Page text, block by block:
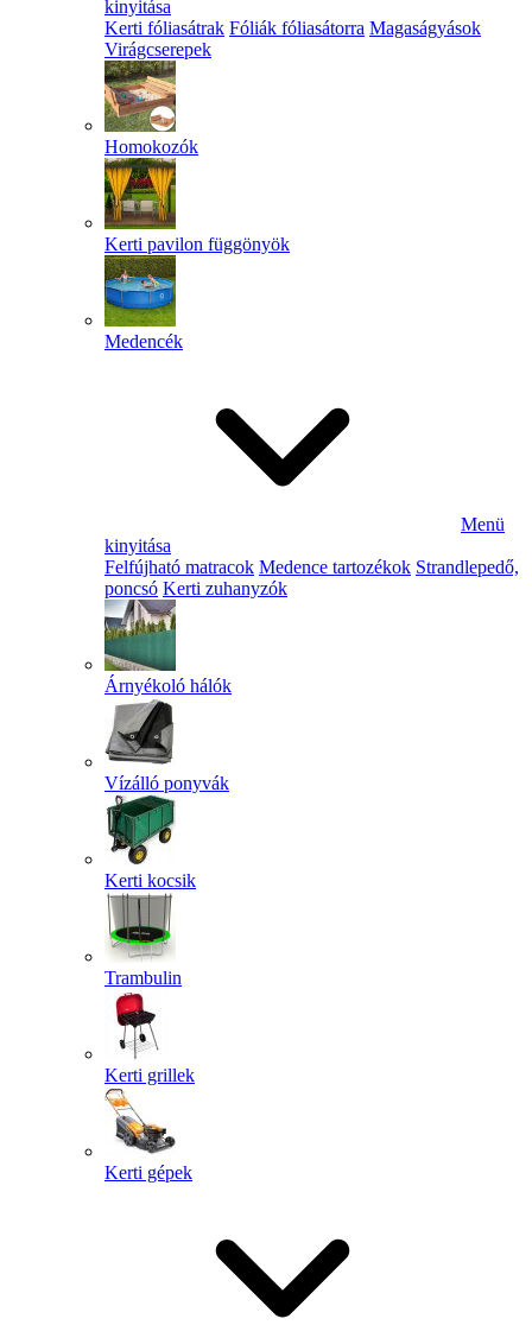
kinyitása
Kerti fóliasátrak Fóliák fóliasátorra Magaságyások
Virágcserepek
Homokozók
Kerti pavilon függönyök
Medencék
Menü
kinyitása
Felfújható matracok Medence tartozékok Strandlepedő,
poncsó Kerti zuhanyzók
Árnyékoló hálók
Vízálló ponyvák
Kerti kocsik
Trambulin
Kerti grillek
Kerti gépek